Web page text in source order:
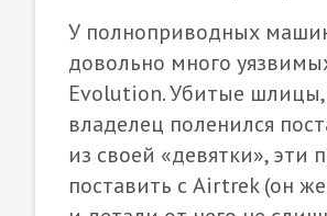
У полноприводных
довольно много
Evolution. Убитые шлицы,
владелец поленился
из своей «девятки», эти
поставить с Airtrek(он же